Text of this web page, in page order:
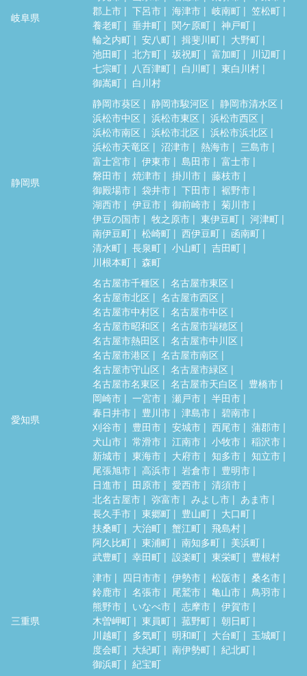
岐阜県
郡上市
下呂市 海津市 岐南町
笠松町
養老町
垂井町 関ケ原町
神戸町
輪之内町
安八町 揖斐川町
大野町
池田町
北方町 坂祝町 富加町
川辺町
七宗町
八百津町 白川町
東白川村
御嵩町
白川村
静岡県
静岡市葵区 静岡市駿河区
静岡市清水区
浜松市中区
浜松市東区
浜松市西区
浜松市南区
浜松市北区
浜松市浜北区
浜松市天竜区
沼津市 熱海市
三島市
富士宮市
伊東市 島田市
富士市
磐田市
焼津市 掛川市
藤枝市
御殿場市
袋井市 下田市
裾野市
湖西市
伊豆市 御前崎市
菊川市
伊豆の国市
牧之原市 東伊豆町
河津町
南伊豆町
松崎町 西伊豆町
函南町
清水町
長泉町 小山町
吉田町
川根本町
森町
愛知県
名古屋市千種区
名古屋市東区
名古屋市北区
名古屋市西区
名古屋市中村区
名古屋市中区
名古屋市昭和区
名古屋市瑞穂区
名古屋市熱田区
名古屋市中川区
名古屋市港区
名古屋市南区
名古屋市守山区
名古屋市緑区
名古屋市名東区
名古屋市天白区
豊橋市
岡崎市
一宮市 瀬戸市
半田市
春日井市
豊川市 津島市
碧南市
刈谷市
豊田市 安城市 西尾市
蒲郡市
犬山市
常滑市 江南市 小牧市
稲沢市
新城市
東海市 大府市 知多市
知立市
尾張旭市
高浜市 岩倉市
豊明市
日進市
田原市 愛西市
清須市
北名古屋市
弥富市 みよし市
あま市
長久手市
東郷町 豊山町
大口町
扶桑町
大治町 蟹江町
飛島村
阿久比町
東浦町 南知多町
美浜町
武豊町
幸田町 設楽町 東栄町 豊根村
三重県
津市 四日市市 伊勢市 松阪市
桑名市
鈴鹿市
名張市 尾鷲市 亀山市
鳥羽市
熊野市
いなべ市 志摩市
伊賀市
木曽岬町
東員町 菰野町
朝日町
川越町
多気町 明和町 大台町
玉城町
度会町
大紀町 南伊勢町
紀北町
御浜町
紀宝町